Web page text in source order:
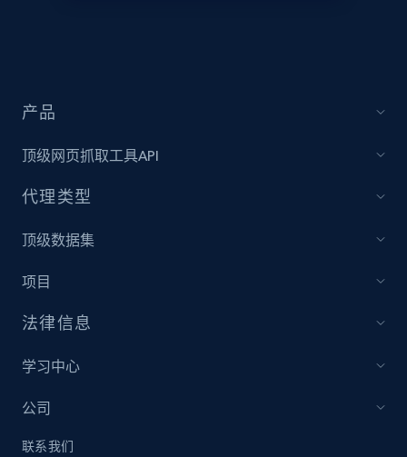
Home Depot US - Discover products by
URL, Domain, Country code, Model number,
and more.
2.1K+
Home Depot US - Discovery products by
specific category URL
Sku, Product id, Product name, Manufacturer,
产品
顶级网页抓取工具API
代理类型
顶级数据集
项目
法律信息
学习中心
公司
联系我们